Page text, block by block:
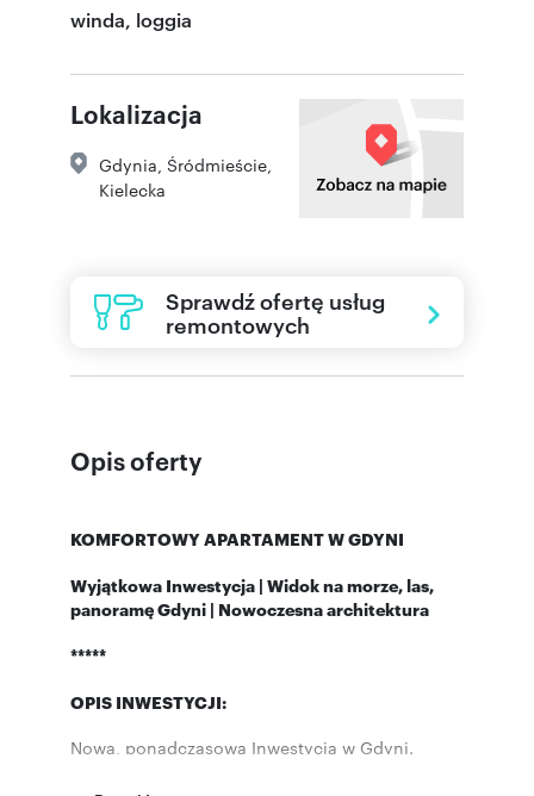
winda, loggia
Lokalizacja
Gdynia Śródmieście
Kielecka
Sprawdź ofertę usług
remontowych
Opis oferty
KOMFORTOWY APARTAMENT W GDYNI
Wyjątkowa Inwestycja | Widok na morze, las,
panoramę Gdyni | Nowoczesna architektura
*****
OPIS INWESTYCJI:
Nowa, ponadczasowa Inwestycja w Gdyni.